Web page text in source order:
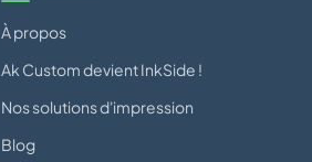
À propos
Ak Custom devient InkSide !
Nos solutions d'impression
Blog